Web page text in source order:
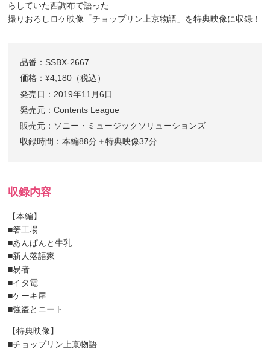
らしていた西調布で語った
撮りおろしロケ映像「チョップリン上京物語」を特典映像に収録！
品番：SSBX-2667
価格：¥4,180（税込）
発売日：2019年11月6日
発売元：Contents League
販売元：ソニー・ミュージックソリューションズ
収録時間：本編88分＋特典映像37分
収録内容
【本編】
■箸工場
■あんぱんと牛乳
■新人落語家
■易者
■イタ電
■ケーキ屋
■強盗とニート
【特典映像】
■チョップリン上京物語